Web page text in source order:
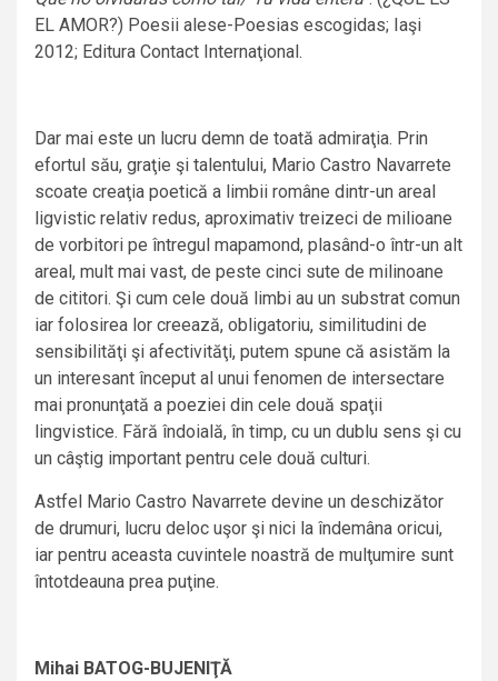
EL AMOR?) Poesii alese-Poesias escogidas; Iaşi
2012; Editura Contact Internaţional.
Dar mai este un lucru demn de toată admiraţia. Prin
efortul său, graţie şi talentului, Mario Castro Navarrete
scoate creaţia poetică a limbii române dintr-un areal
ligvistic relativ redus, aproximativ treizeci de milioane
de vorbitori pe întregul mapamond, plasând-o într-un alt
areal, mult mai vast, de peste cinci sute de milinoane
de cititori. Şi cum cele două limbi au un substrat comun
iar folosirea lor creează, obligatoriu, similitudini de
sensibilităţi şi afectivităţi, putem spune că asistăm la
un interesant început al unui fenomen de intersectare
mai pronunţată a poeziei din cele două spaţii
lingvistice. Fără îndoială, în timp, cu un dublu sens şi cu
un câştig important pentru cele două culturi.
Astfel Mario Castro Navarrete devine un deschizător
de drumuri, lucru deloc uşor şi nici la îndemâna oricui,
iar pentru aceasta cuvintele noastră de mulţumire sunt
întotdeauna prea puţine.
Mihai BATOG-BUJENIŢĂ